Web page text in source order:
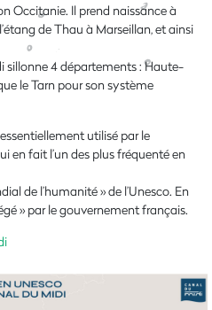
Occitanie. Il prend naissance à
de Thau à Marseillan, et ainsi
sillonne 4 départements : Haute-
le Tarn pour son système
utilisé par le
en fait l’un des plus fréquenté en
de l’humanité » de l’Unesco. En
» par le gouvernement français.